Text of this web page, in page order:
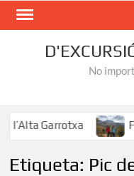
Skip
No
Garrotxa
Etiqueta: Pic